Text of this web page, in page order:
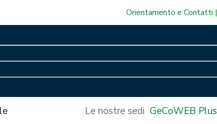
Orientamento e Contatti
Le nostre sedi GeCoWEB Plus